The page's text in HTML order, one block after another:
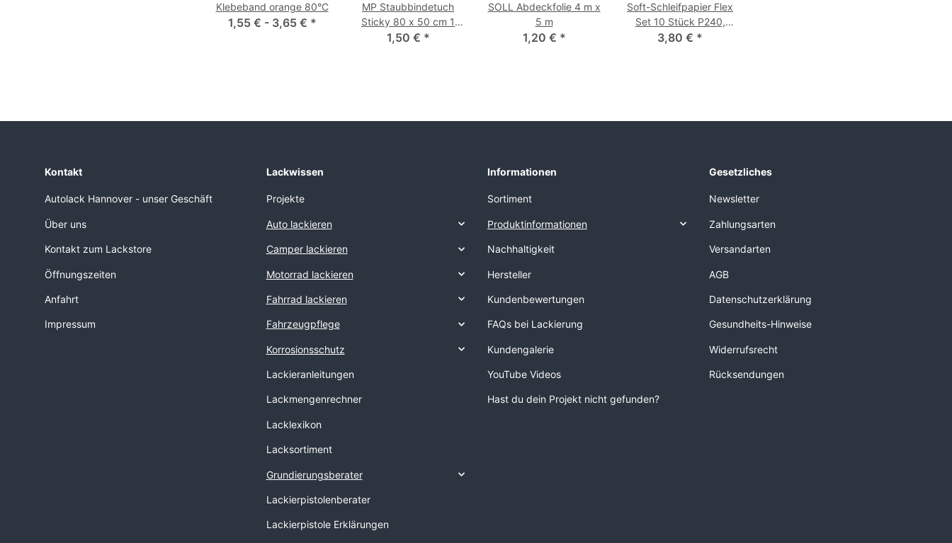
Klebeband orange 80°C
1,55 € - 3,65 € *
MP Staubbindetuch
Sticky 80 x 50 cm 1
Stück
1,50 € *
SOLL Abdeckfolie 4 m x
5 m
1,20 € *
Soft-Schleifpapier Flex
Set 10 Stück P240,
400, 600, 800
3,80 € *
Kontakt
Autolack Hannover - unser Geschäft
Über uns
Kontakt zum Lackstore
Öffnungszeiten
Anfahrt
Impressum
Lackwissen
Projekte
Auto lackieren
Camper lackieren
Motorrad lackieren
Fahrrad lackieren
Fahrzeugpflege
Korrosionsschutz
Lackieranleitungen
Lackmengenrechner
Lacklexikon
Lacksortiment
Grundierungsberater
Lackierpistolenberater
Lackierpistole Erklärungen
Informationen
Sortiment
Produktinformationen
Nachhaltigkeit
Hersteller
Kundenbewertungen
FAQs bei Lackierung
Kundengalerie
YouTube Videos
Hast du dein Projekt nicht gefunden?
Gesetzliches
Newsletter
Zahlungsarten
Versandarten
AGB
Datenschutzerklärung
Gesundheits-Hinweise
Widerrufsrecht
Rücksendungen